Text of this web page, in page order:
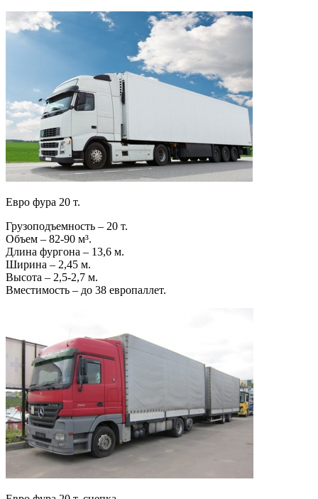
Евро фура 20 т.
Грузоподъемность – 20 т.
Объем – 82-90 м³.
Длина фургона – 13,6 м.
Ширина – 2,45 м.
Высота – 2,5-2,7 м.
Вместимость – до 38 европаллет.